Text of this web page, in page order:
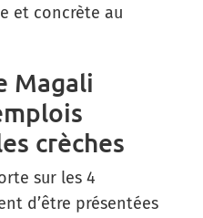
et concrète au
Magali
crèches
sur les 4
d’être présentées